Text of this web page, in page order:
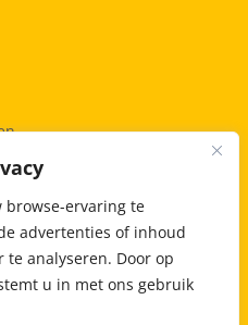
browse-ervaring te
advertenties of inhoud
te analyseren. Door op
u in met ons gebruik